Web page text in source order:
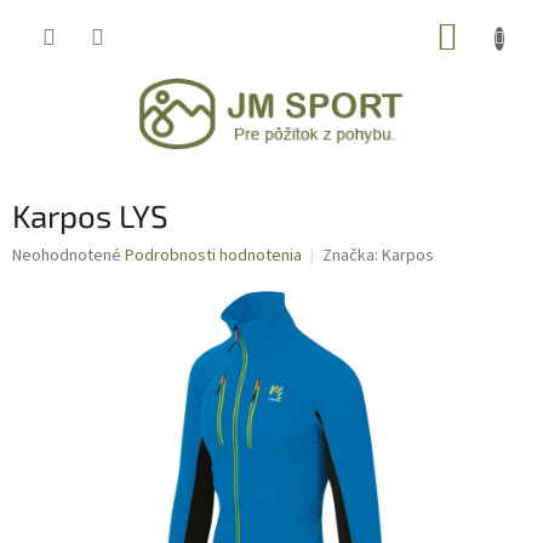
Karpos LYS
Priemerné
Neohodnotené Podrobnosti hodnotenia Značka: Karpos